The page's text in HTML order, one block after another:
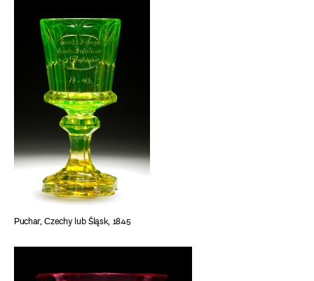
Puchar, Czechy lub Śląsk, 1845